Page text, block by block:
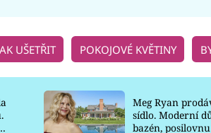
UŠETŘIT POKOJOVÉ KVĚTINY
Meg Ryan
sídlo. Moderní
bazén,